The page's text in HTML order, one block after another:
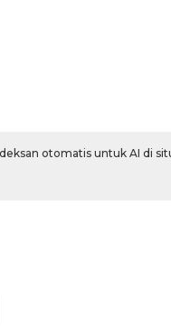
otomatis untuk AI di